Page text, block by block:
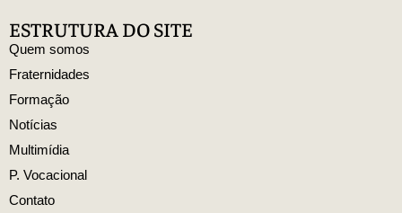
ESTRUTURA DO SITE
Quem somos
Fraternidades
Formação
Notícias
Multimídia
P. Vocacional
Contato